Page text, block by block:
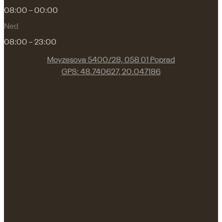
08:00 – 00:00
Ned
08:00 – 23:00
Moyzesova 5400/28, 058 01 Poprad
GPS: 48.740627, 20.047186